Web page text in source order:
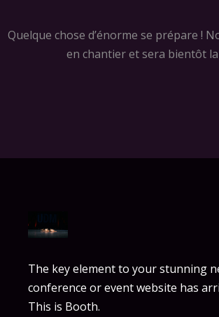
Quelque chose d’énorme se prépare !
en chantier et sera bientôt
The key element to your stunning
conference or event website has
This is Booth.